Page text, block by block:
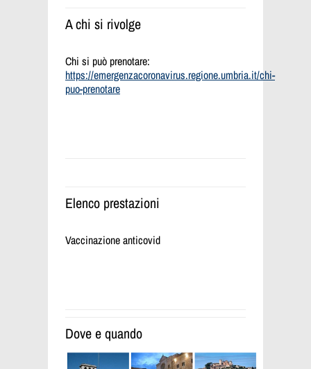
A chi si rivolge
Chi si può prenotare:
https://emergenzacoronavirus.regione.umbria.it/chi-
puo-prenotare
Elenco prestazioni
Vaccinazione anticovid
Dove e quando